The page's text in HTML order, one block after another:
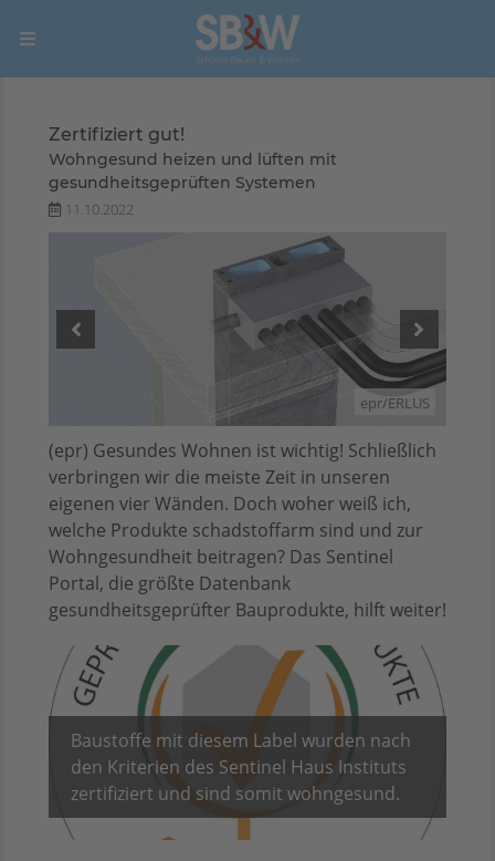
Zertifiziert gut!
Wohngesund heizen und lüften mit
gesundheitsgeprüften Systemen
11.10.2022
epr/ERLUS
(epr) Gesundes Wohnen ist wichtig! Schließlich
verbringen wir die meiste Zeit in unseren
eigenen vier Wänden. Doch woher weiß ich,
welche Produkte schadstoffarm sind und zur
Wohngesundheit beitragen? Das Sentinel
Portal, die größte Datenbank
gesundheitsgeprüfter Bauprodukte, hilft weiter!
Baustoffe mit diesem Label wurden nach
den Kriterien des Sentinel Haus Instituts
zertifiziert und sind somit wohngesund.